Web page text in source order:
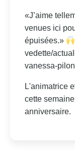
«J’aime
venues ici
épuisées.»
vedette/
vanessa-
L'animatrice
cette
anniversaire.